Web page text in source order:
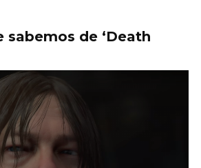
sabemos de ‘Death